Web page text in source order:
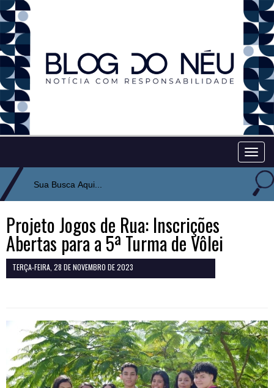
Projeto Jogos de Rua: Inscrições
Abertas para a 5ª Turma de Vôlei
TERÇA-FEIRA, 28 DE NOVEMBRO DE 2023